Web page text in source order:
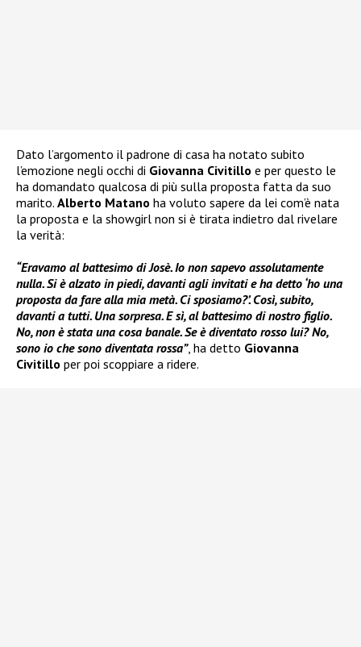
Dato l’argomento il padrone di casa ha notato subito
l’emozione negli occhi di Giovanna Civitillo e per questo le
ha domandato qualcosa di più sulla proposta fatta da suo
marito. Alberto Matano ha voluto sapere da lei com’è nata
la proposta e la showgirl non si è tirata indietro dal rivelare
la verità:
“Eravamo al battesimo di Josè. Io non sapevo assolutamente
nulla. Si è alzato in piedi, davanti agli invitati e ha detto ‘ho una
proposta da fare alla mia metà. Ci sposiamo?’. Così, subito,
davanti a tutti. Una sorpresa. E sì, al battesimo di nostro figlio.
No, non è stata una cosa banale. Se è diventato rosso lui? No,
sono io che sono diventata rossa”, ha detto Giovanna
Civitillo per poi scoppiare a ridere.